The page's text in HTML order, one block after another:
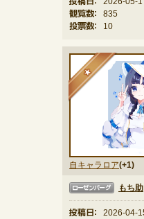
観覧数：
835
投票数：
10
自キャラロア(+1)
★
もち助
投稿日：
2026-04-